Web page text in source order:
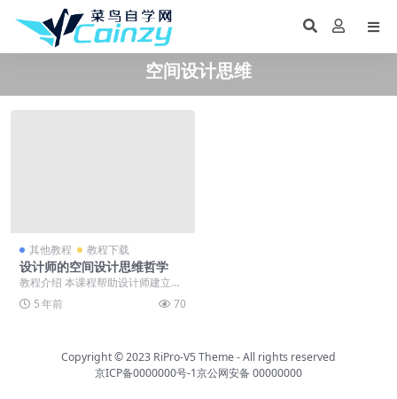
空间设计思维
其他教程 教程下载
设计师的空间设计思维哲学
教程介绍 本课程帮助设计师建立一
个清晰且坚实的架构作为设计自主
性的基础，撑起空间...
5 年前 70
Copyright © 2023 RiPro-V5 Theme- All rights reserved
京ICP备0000000号-1京公网安备 00000000